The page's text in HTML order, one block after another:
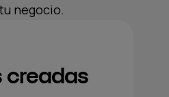
negocio.
creadas